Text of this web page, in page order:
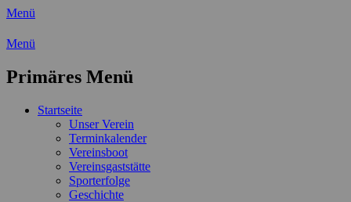
Menü
Wassersport-Verein 1921 e.V.
Freizeit mit der ganzen Familie
Menü
Primäres Menü
Zum
Startseite
Unser Verein
Terminkalender
Vereinsboot
Vereinsgaststätte
Sporterfolge
Geschichte